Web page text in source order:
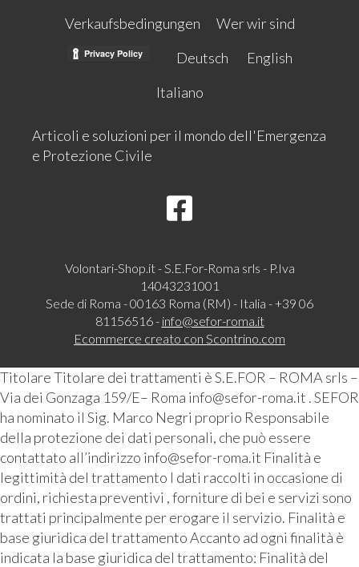
Verkaufsbedingungen
Wer wir sind
Deutsch
English
Italiano
Articoli e soluzioni per il mondo dell'Emergenza
e Protezione Civile
Volontari-Shop.it - S.E.For-Roma srls - P.Iva
14043231001
Sede di Roma - 00163 Roma (RM) - Italia - +39 06
81156516 - info@sefor-roma.it
Ecommerce creato con Scontrino.com
Titolare Titolare dei trattamenti è S.E.FOR – ROMA srls –
Via dei Gonzaga 159/E– Roma info@sefor-roma.it . SEFOR
ha nominato il Sig. Marco Negri proprio Responsabile
della protezione dei dati personali, che può essere
contattato all’indirizzo info@sefor-roma.it Finalità e
legittimità del trattamento I dati raccolti in occasione di
ordini, richiesta preventivi , forniture di bei e servizi sono
trattati principalmente per erogare il servizio. Finalità e
base giuridica del trattamento Accanto ad ogni finalità è
indicata la base giuridica del trattamento: Finalità del